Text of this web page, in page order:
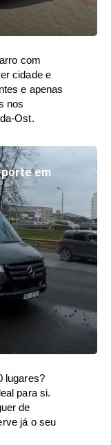
com
cidade e
e apenas
nos
Ost.
em
lugares?
para si.
de
já o seu